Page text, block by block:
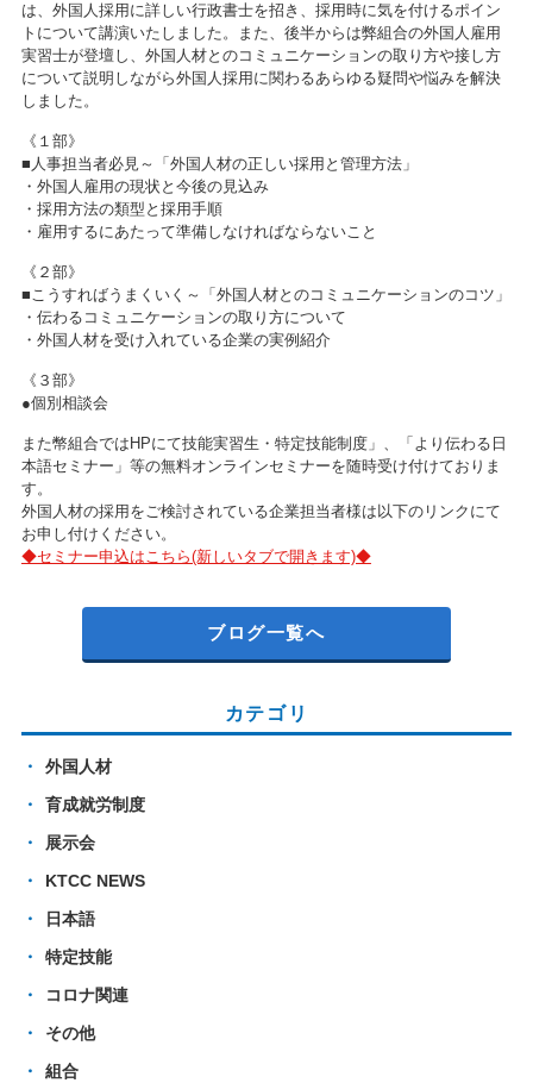
は、外国人採用に詳しい行政書士を招き、採用時に気を付けるポイン
トについて講演いたしました。また、後半からは弊組合の外国人雇用
実習士が登壇し、外国人材とのコミュニケーションの取り方や接し方
について説明しながら外国人採用に関わるあらゆる疑問や悩みを解決
しました。
《１部》
■人事担当者必見～「外国人材の正しい採用と管理方法」
・外国人雇用の現状と今後の見込み
・採用方法の類型と採用手順
・雇用するにあたって準備しなければならないこと
《２部》
■こうすればうまくいく～「外国人材とのコミュニケーションのコツ」
・伝わるコミュニケーションの取り方について
・外国人材を受け入れている企業の実例紹介
《３部》
●個別相談会
また幣組合ではHPにて技能実習生・特定技能制度」、「より伝わる日
本語セミナー」等の無料オンラインセミナーを随時受け付けておりま
す。
外国人材の採用をご検討されている企業担当者様は以下のリンクにて
お申し付けください。
◆セミナー申込はこちら(新しいタブで開きます)◆
ブログ一覧へ
カテゴリ
外国人材
育成就労制度
展示会
KTCC NEWS
日本語
特定技能
コロナ関連
その他
組合